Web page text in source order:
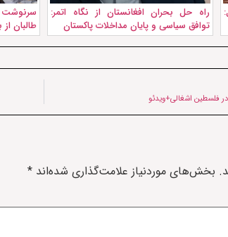
راه حل بحران افغانستان از نگاه اتمر:
توافق سیاسی و پایان مداخلات پاکستان
طالبان
فلسطین اشغالی+ویدئو
بخش‌های موردنیاز علامت‌گذاری شده‌اند *